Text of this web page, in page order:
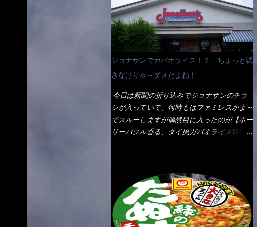
なんて見慣れないからねぇ～（コストがかか
る） 袋の裏側を見ると、韮とか卵の用意を
勧めている。 それなばらと冷蔵庫にあっ
た、黒豆モヤシ・韮・生卵を用意しました。
まず鍋1で湯を沸かし、麺を茹でる！ 小鍋
で別に湯を沸かし卵を溶きながら投入～ 次
にモヤシを入れて、粉末スープを投入！！
上がったら、丼へ入れてから小鍋のスープを
丼の中へ 最後に小鍋の具を上にかけ、韮の
葉の部分をドサッと乗せて調味油を入れて完
成です。 どうでしょう？ 見た目 Goodデ
イ・ノンスチーム製法で仕上げた、生めんに
近い風味のストレートめんです。 豚の旨味
に数種類の唐辛子、ニンニクを加えた辛さと
コクが凝縮された醤油ベースのスープです。
調味油に赤ラー油とごま油を使用することに
ペディアから・・・そうだろうな～笑 電子
レンジで弱めのワット（小生は500Wで3分
程度）温めてテーブルへ これ店舗の調理場
で、製造しているけど考えるに大き目のオー
ブン皿で焼いて、大凡の目安で小分けにして
いるようで、パックをよーく見たら表面のチ
ーズの乗り具合に結構な差が出ていた・・・
チーズに焦げ目が付いているのを、しっかり
確認し買うことをオススメします。（取り分
け量にも若干有り差がでてるだろう） 早速
タバスコを振りかけて食べてみると・・・結
使ってみたら、これが凄くうまくすくえるん
だよねぇ～（このスプーン当たりだね） 今
回新作のグラタンを頂きましたが、まずまず
の美味しさとダイソーのカレースプーンの。
すくい上げ力の良さを再度認識できました。
ジョナサンでガパオライス！？ ちょっと試
さなけりゃ～ダメだよね！
今日は新聞の折り込みでジョナサンのチラ
シが入っていて、何時もはファミレスかよ～
でスルーしますが偶然目に入ったのが【ホー
リーバジル香る、タイ風ガパオライス特得ク
て・・・今日じゃん！！ そこで近くのお店
へ・・・・ モーニング以外の通常メニュー
は、10:30以降に提供されるので10:40頃に店
内へ 私は基本的、どの店に行っても同じメ